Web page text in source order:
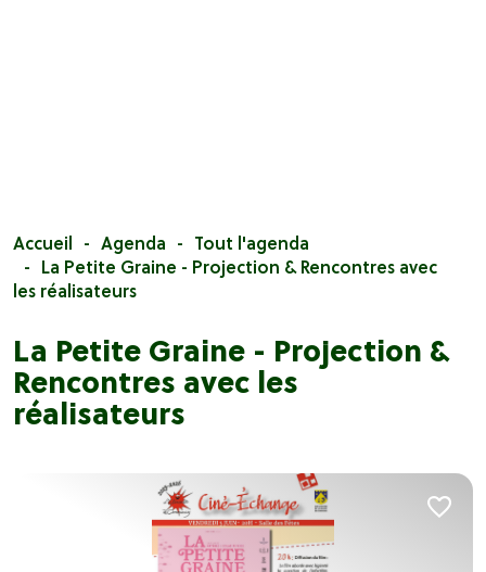
Accueil Agenda
Tout l'agenda
La Petite Graine - Projection & Rencontres avec
les réalisateurs
La Petite Graine - Projection &
Rencontres avec les
réalisateurs